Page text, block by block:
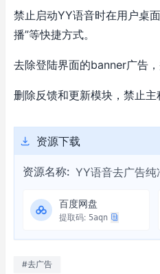
禁止启动YY语音时在用户桌
播”等快捷方式。
去除登陆界面的banner广告
删除反馈和更新模块，禁止主
资源下载
资源名称: YY语音去广告纯
百度网盘
提取码: 5aqn
#去广告